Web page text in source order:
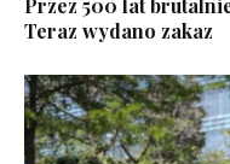
Przez 500 lat
Teraz wydano zakaz